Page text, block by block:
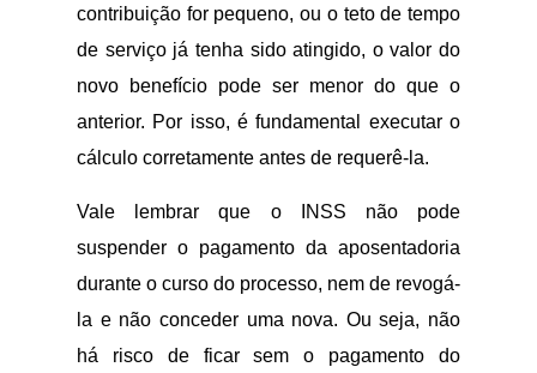
contribuição for pequeno, ou o teto de tempo
de serviço já tenha sido atingido, o valor do
novo benefício pode ser menor do que o
anterior. Por isso, é fundamental executar o
cálculo corretamente antes de requerê-la.
Vale lembrar que o INSS não pode
suspender o pagamento da aposentadoria
durante o curso do processo, nem de revogá-
la e não conceder uma nova. Ou seja, não
há risco de ficar sem o pagamento do